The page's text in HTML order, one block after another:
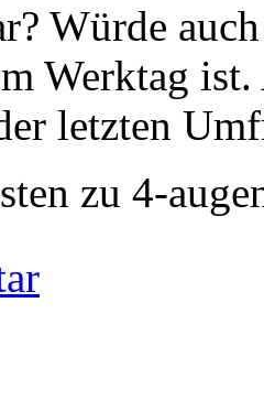
Würde
Werktag
letzten
zu 4-